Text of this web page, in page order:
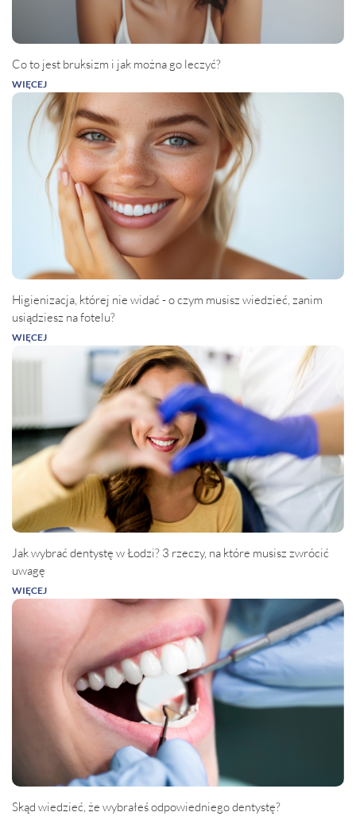
Co to jest bruksizm i jak można go leczyć?
WIĘCEJ
Higienizacja, której nie widać - o czym musisz wiedzieć, zanim
usiądziesz na fotelu?
WIĘCEJ
Jak wybrać dentystę w Łodzi? 3 rzeczy, na które musisz zwrócić
uwagę
WIĘCEJ
Skąd wiedzieć, że wybrałeś odpowiedniego dentystę?